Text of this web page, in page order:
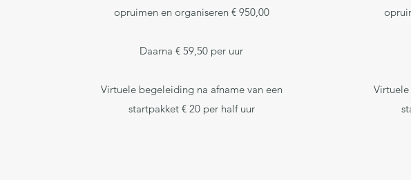
opruimen en organiseren € 950,00
Daarna € 59,50 per uur
Virtuele begeleiding na afname van een
startpakket € 20 per half uur